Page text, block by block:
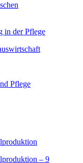
in der Pflege
Pflege
– 9